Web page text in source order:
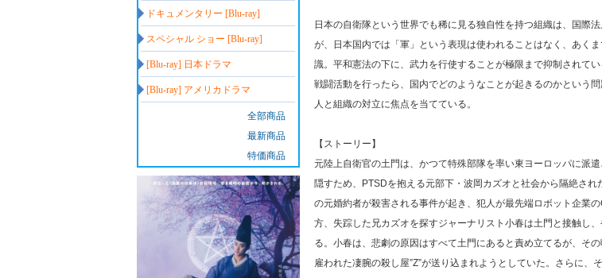
ドキュメンタリー [Blu-ray]
スペシャル ショー [Blu-ray]
[Blu-ray] 日本ドラマ
[Blu-ray] アメリカドラマ
全部商品
最新商品
特価商品
日本の自衛隊という世界でも稀に見る独自性を持つ組織は、国際
が、日本国内では「軍」という表現は使われることはなく、あく
識。平和憲法の下に、武力を行使することが極限まで抑制されて
戦闘活動を行ったら、国内でどのようなことが起きるのかという
人と組織の対立に焦点を当てている。
【ストーリー】
元陸上自衛官の土門は、かつて特殊部隊を率い東ヨーロッパに派
隠すため、PTSDを抱える元部下・波岡カズオと社会から隔絶さ
の元婚約者が殺害される事件が起き、犯人が最先端ロボット企業
方、失踪した兄カズオを探すジャーナリスト小春は土門と接触し
る。小春は、悲劇の原因はすべて土門にあると責め立てるが、そ
雇われた凄腕の殺し屋”Z”が送り込まれようとしていた。さらに、